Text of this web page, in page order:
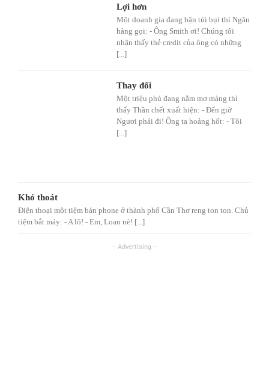
Lợi hơn
Một doanh gia đang bận túi bụi thì Ngân
hàng gọi: - Ông Smith ơi! Chúng tôi
nhận thấy thẻ credit của ông có những
[...]
Thay đổi
Một triệu phú đang nằm mơ màng thì
thấy Thần chết xuất hiện: - Đến giờ
Ngươi phải đi! Ông ta hoảng hốt: - Tôi
[...]
Khó thoát
Điện thoại một tiệm bán phone ở thành phố Cần Thơ reng ton ton. Chủ
tiệm bắt máy: - A lô! - Em, Loan nè! [...]